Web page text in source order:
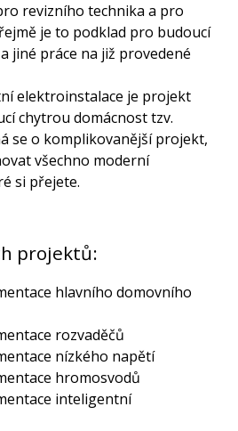
revizního technika a pro
je to podklad pro budoucí
jiné práce na již provedené
elektroinstalace je projekt
chytrou domácnost tzv.
se o komplikovanější projekt,
všechno moderní
si přejete.
projektů:
hlavního domovního
rozvaděčů
nízkého napětí
hromosvodů
inteligentní